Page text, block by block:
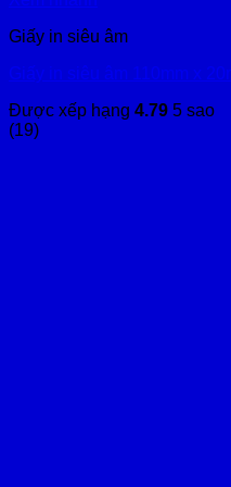
Giấy in siêu âm
Giấy in siêu âm 110mm x
Được xếp hạng 4.79 5 sao
(19)